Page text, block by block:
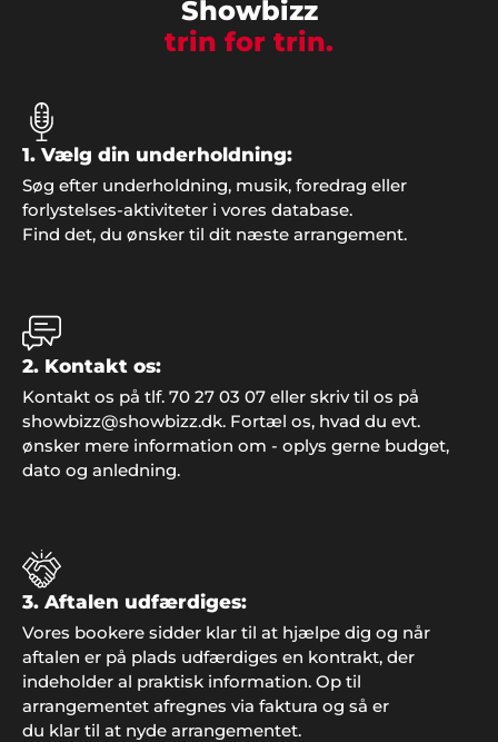
Knud Andersen, Faxe
"Det var en stor fornøjelse at finde underholdning
til vores reception hos Showbizz Danmark, hvor
udvalget i kunstnere er stort og bookingen foregik
nemt".
"Vi gjorde det igen! Overraskede familien med fest
og underholdning fra Showbizz Danmark. Det
virker hver gang".
Henrik Jørgensen, Haderslev
"Alt klappede bare. Fedt band og masser af
Showbizz
trin for trin.
1. Vælg din underholdning:
Søg efter underholdning, musik, foredrag eller
forlystelses-aktiviteter i vores database.
Find det, du ønsker til dit næste arrangement.
2. Kontakt os:
Kontakt os på tlf. 70 27 03 07 eller skriv til os på
showbizz@showbizz.dk. Fortæl os, hvad du evt.
ønsker mere information om - oplys gerne budget,
dato og anledning.
3. Aftalen udfærdiges:
Vores bookere sidder klar til at hjælpe dig og når
aftalen er på plads udfærdiges en kontrakt, der
indeholder al praktisk information. Op til
arrangementet afregnes via faktura og så er
du klar til at nyde arrangementet.